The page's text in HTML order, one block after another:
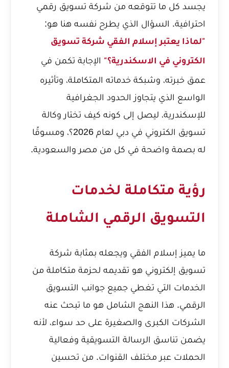
يجسد كل ما تتوقعه من شركة تسويق رقمي
احترافية. السؤال الذي يطرح نفسه هنا هو:
"لماذا يعتبر إسلام الفقي شركة تسويق
الكتروني في الاسكندرية؟" الإجابة تكمن في
عمق خبرته، وشبكة خدماته المتكاملة، وتأثيره
الواسع الذي يتجاوز الحدود الجغرافية
للإسكندرية، ليصل إلى كونه كيف تختار وكالة
تسويق الكتروني في دبي لعام 2026؟
، ومسوقًا
له بصمة واضحة في كل من مصر والسعودية.
رؤية متكاملة لخدمات
التسويق الرقمي الشاملة
ما يميز إسلام الفقي ويجعله بمثابة شركة
تسويق إلكتروني هو تقديمه لحزمة متكاملة من
الخدمات التي تغطي جميع جوانب التسويق
الرقمي. هذا النهج الشامل هو ما تبحث عنه
الشركات الكبرى والصغيرة على حد سواء، لأنه
يضمن تناسق الرسالة التسويقية وفعالية
الحملات عبر مختلف القنوات. من تحسين